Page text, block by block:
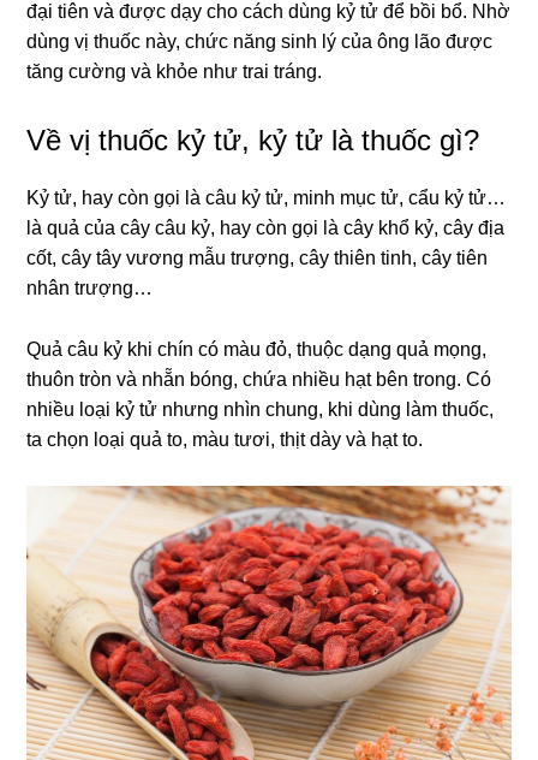
đại tiên và được dạy cho cách dùng kỷ tử để bồi bổ. Nhờ
dùng vị thuốc này, chức năng sinh lý của ông lão được
tăng cường và khỏe như trai tráng.
Về vị thuốc kỷ tử, kỷ tử là thuốc gì?
Kỷ tử, hay còn gọi là câu kỷ tử, minh mục tử, cẩu kỷ tử…
là quả của cây câu kỷ, hay còn gọi là cây khổ kỷ, cây địa
cốt, cây tây vương mẫu trượng, cây thiên tinh, cây tiên
nhân trượng…
Quả câu kỷ khi chín có màu đỏ, thuộc dạng quả mọng,
thuôn tròn và nhẵn bóng, chứa nhiều hạt bên trong. Có
nhiều loại kỷ tử nhưng nhìn chung, khi dùng làm thuốc,
ta chọn loại quả to, màu tươi, thịt dày và hạt to.